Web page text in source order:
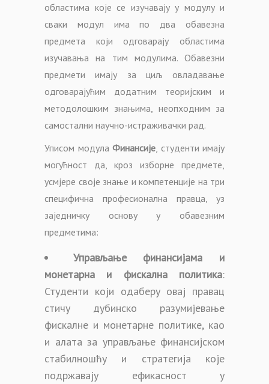
областима које се изучавају у модулу и
сваки модул има по два обавезна
предмета који одговарају областима
изучавања на тим модулима. Обавезни
предмети имају за циљ овладавање
одговарајућим додатним теоријским и
методолошким знањима, неопходним за
самостални научно-истраживачки рад.
Уписом модула Финансије , студенти имају
могућност да, кроз изборне предмете,
усмјере своје знање и компетенције на три
специфична професионална правца, уз
заједничку основу у обавезним
предметима:
Управљање финансијама и
монетарна и фискална политика:
Студенти који одаберу овај правац
стичу дубинско разумијевање
фискалне и монетарне политике, као
и алата за управљање финансијском
стабилношћу и стратегија које
подржавају ефикасност у